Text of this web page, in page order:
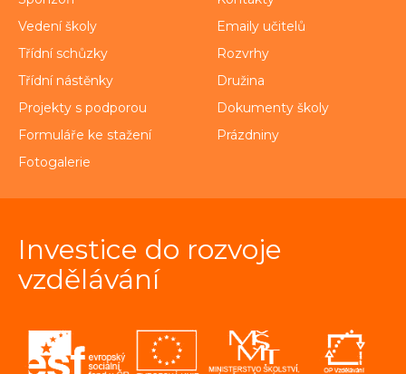
Vedení školy
Emaily učitelů
Třídní schůzky
Rozvrhy
Třídní nástěnky
Družina
Projekty s podporou
Dokumenty školy
Formuláře ke stažení
Prázdniny
Fotogalerie
Investice do rozvoje
vzdělávání